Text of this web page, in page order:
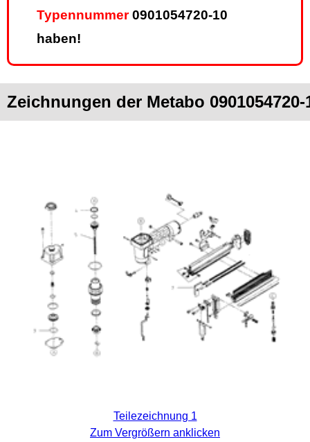
Typennummer0901054720-10
haben!
Zeichnungen der Metabo 0901054720-
Teilezeichnung 1
Zum Vergrößern anklicken